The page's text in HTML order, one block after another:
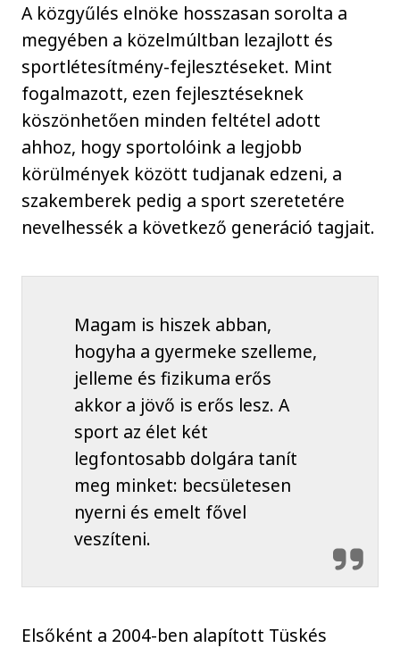
A közgyűlés elnöke hosszasan sorolta a
megyében a közelmúltban lezajlott és
sportlétesítmény-fejlesztéseket. Mint
fogalmazott, ezen fejlesztéseknek
köszönhetően minden feltétel adott
ahhoz, hogy sportolóink a legjobb
körülmények között tudjanak edzeni, a
szakemberek pedig a sport szeretetére
nevelhessék a következő generáció tagjait.
Magam is hiszek abban,
hogyha a gyermeke szelleme,
jelleme és fizikuma erős
akkor a jövő is erős lesz. A
sport az élet két
legfontosabb dolgára tanít
meg minket: becsületesen
nyerni és emelt fővel
veszíteni.
Elsőként a 2004-ben alapított Tüskés